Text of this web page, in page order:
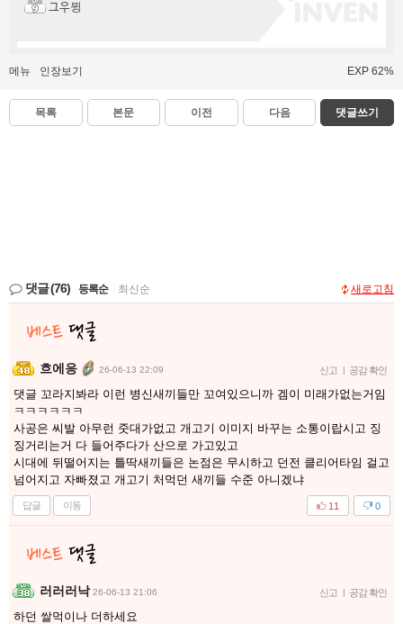
그우뮝
메뉴 인장보기 EXP 62%
목록 본문 이전 다음 댓글쓰기
댓글(76) 등록순 최신순 새로고침
흐에응 26-06-13 22:09 신고 | 공감 확인
댓글 꼬라지봐라 이런 병신새끼들만 꼬여있으니까 겜이 미래가없는거임
ㅋㅋㅋㅋㅋㅋ
사공은 씨발 아무런 줏대가없고 개고기 이미지 바꾸는 소통이랍시고 징
징거리는거 다 들어주다가 산으로 가고있고
시대에 뒤떨어지는 틀딱새끼들은 논점은 무시하고 던전 클리어타임 걸고
넘어지고 자빠졌고 개고기 처먹던 새끼들 수준 아니겠냐
답글 이동 0
11
러러러낙 26-06-13 21:06 신고 | 공감 확인
하던 쌀먹이나 더하세요